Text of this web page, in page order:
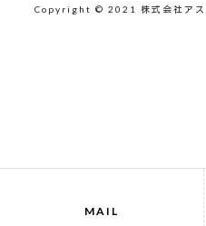
Copyright © 2021 株式会社ア
MAIL